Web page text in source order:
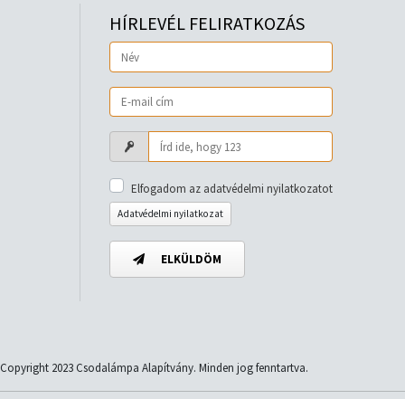
HÍRLEVÉL FELIRATKOZÁS
Elfogadom az adatvédelmi nyilatkozatot
Adatvédelmi nyilatkozat
ELKÜLDÖM
Copyright 2023 Csodalámpa Alapítvány. Minden jog fenntartva.